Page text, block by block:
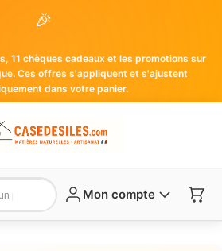
🎉
11 chèques cadeaux et les promotions sur
Ces offres s'appliquent et s'ajustent
dans votre panier.
Mon compte